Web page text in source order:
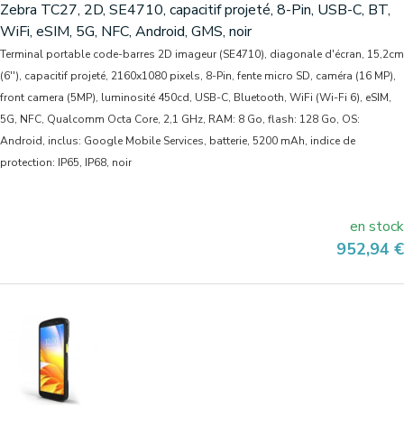
Zebra TC27, 2D, SE4710, capacitif projeté, 8-Pin, USB-C, BT,
WiFi, eSIM, 5G, NFC, Android, GMS, noir
Terminal portable code-barres 2D imageur (SE4710), diagonale d'écran, 15,2cm
(6''), capacitif projeté, 2160x1080 pixels, 8-Pin, fente micro SD, caméra (16 MP),
front camera (5MP), luminosité 450cd, USB-C, Bluetooth, WiFi (Wi-Fi 6), eSIM,
5G, NFC, Qualcomm Octa Core, 2,1 GHz, RAM: 8 Go, flash: 128 Go, OS:
Android, inclus: Google Mobile Services, batterie, 5200 mAh, indice de
protection: IP65, IP68, noir
en stock
Prix
952,94 €